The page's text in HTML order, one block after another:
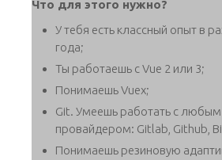
Что для этого нужно?
У тебя есть классный опыт в
года;
Ты работаешь с Vue 2 или 3;
Понимаешь Vuex;
Git. Умеешь работать с любым
провайдером: Gitlab, Github,
Понимаешь резиновую